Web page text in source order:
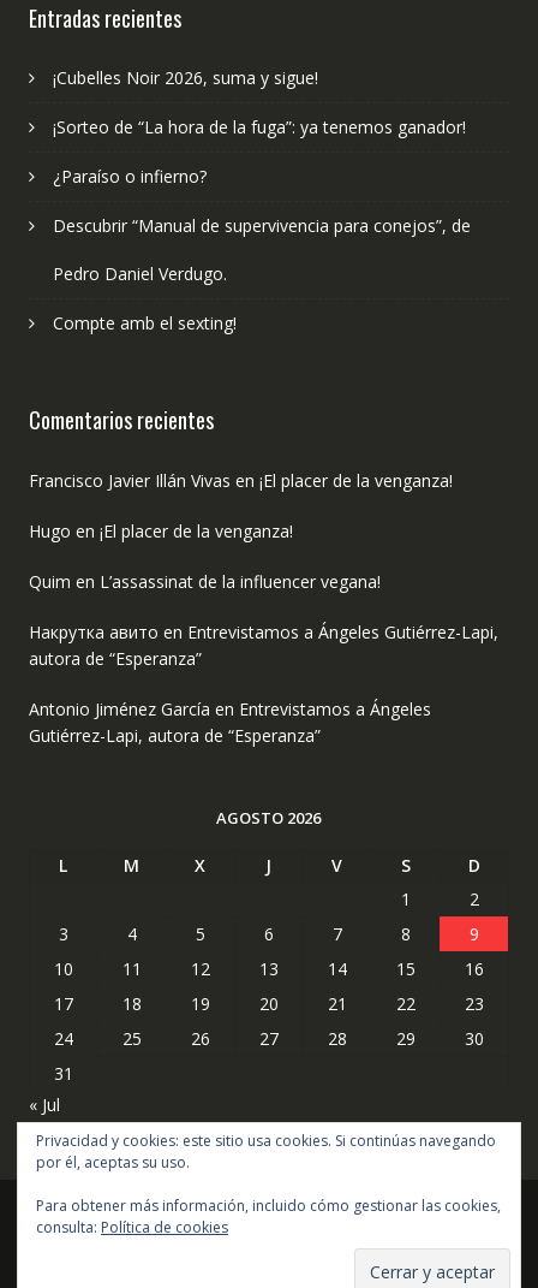
Entradas recientes
¡Cubelles Noir 2026, suma y sigue!
¡Sorteo de “La hora de la fuga”: ya tenemos ganador!
¿Paraíso o infierno?
Descubrir “Manual de supervivencia para conejos”, de
Pedro Daniel Verdugo.
Compte amb el sexting!
Comentarios recientes
Francisco Javier Illán Vivas en ¡El placer de la venganza!
Hugo en ¡El placer de la venganza!
Quim en L’assassinat de la influencer vegana!
Накрутка авито en Entrevistamos a Ángeles Gutiérrez-Lapi,
autora de “Esperanza”
Antonio Jiménez García en Entrevistamos a Ángeles
Gutiérrez-Lapi, autora de “Esperanza”
AGOSTO 2026
L M X J V S
D
1
2
3
4 5 6 7 8
9
10
11 12 13 14 15
16
17
18 19 20 21 22
23
24
25 26 27 28 29
30
31
« Jul
Copyright © todos los derechos reservados
Acme Themes
Privacidad y cookies: este sitio usa cookies. Si continúas navegando
por él, aceptas su uso.
Para obtener más información, incluido cómo gestionar las cookies,
consulta: Política de cookies